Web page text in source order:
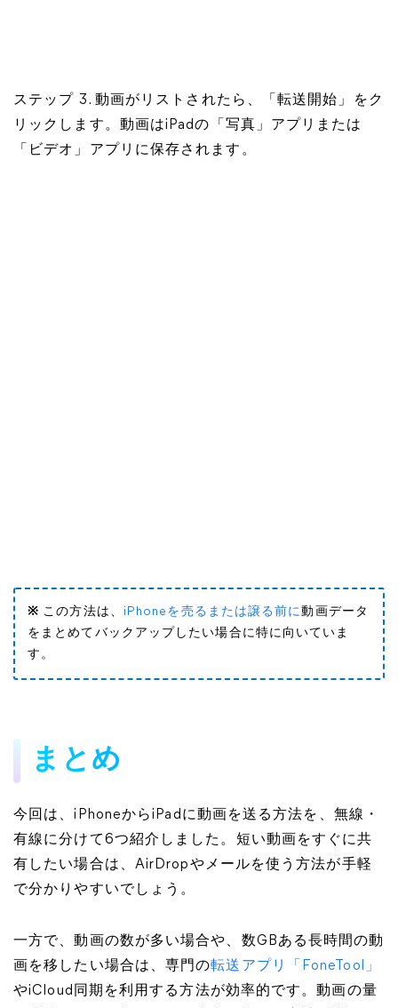
ステップ 3. 動画がリストされたら、「転送開始」をク
リックします。動画はiPadの「写真」アプリまたは
「ビデオ」アプリに保存されます。
※ この方法は、 iPhoneを売るまたは譲る前に動画データ
をまとめてバックアップしたい場合に特に向いていま
す。
まとめ
今回は、iPhoneからiPadに動画を送る方法を、無線・
有線に分けて6つ紹介しました。短い動画をすぐに共
有したい場合は、AirDropやメールを使う方法が手軽
で分かりやすいでしょう。
一方で、動画の数が多い場合や、数GBある長時間の動
画を移したい場合は、専門の転送アプリ「FoneTool」
やiCloud同期を利用する方法が効率的です。動画の量